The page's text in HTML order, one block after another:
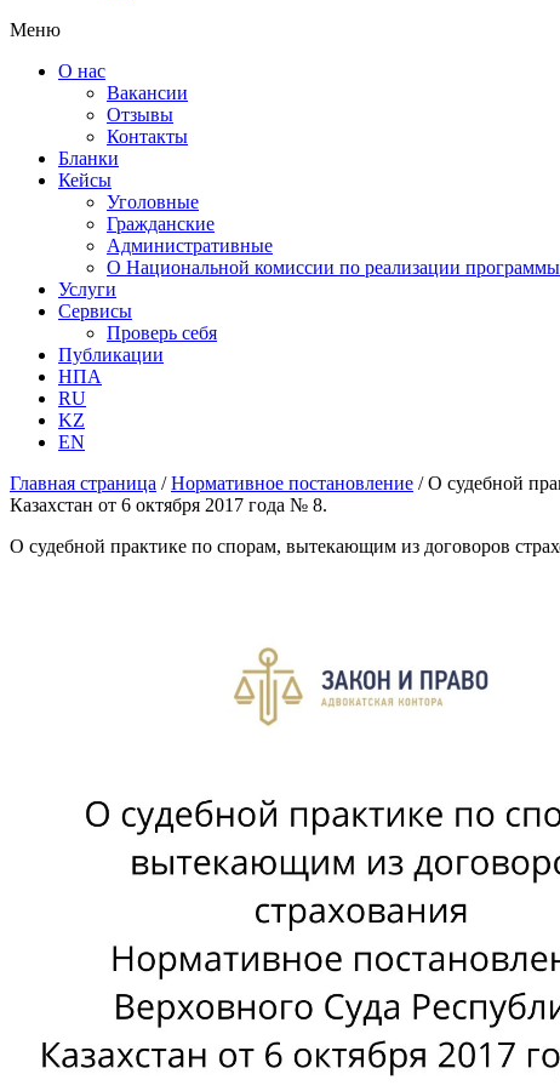
Меню
О нас
Вакансии
Отзывы
Контакты
Бланки
Кейсы
Уголовные
Гражданские
Административные
О Национальной комиссии по реализации
Услуги
Сервисы
Проверь себя
Публикации
НПА
RU
KZ
EN
Главная страница /Нормативное постановление /О судебной
Казахстан от 6 октября 2017 года № 8.
О судебной практике по спорам, вытекающим из договоров